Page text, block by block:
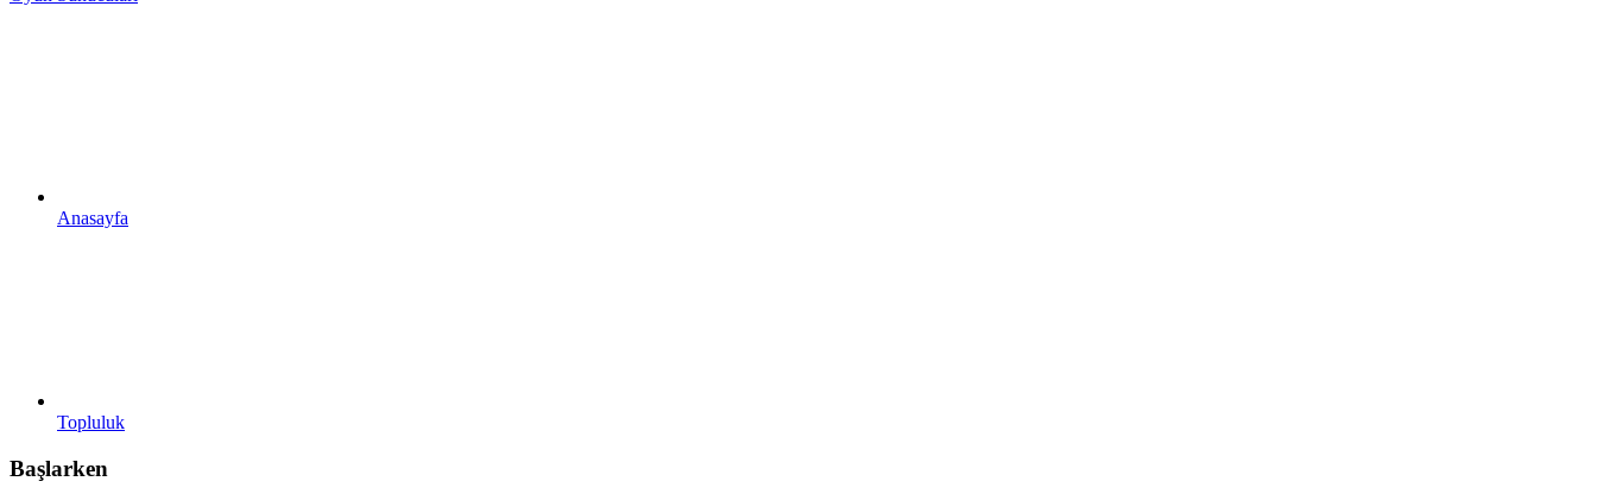
Anasayfa
Topluluk
Başlarken